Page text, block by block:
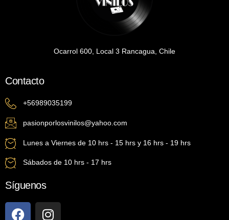
Ocarrol 600, Local 3 Rancagua, Chile
Contacto
+56989035199
pasionporlosvinilos@yahoo.com
Lunes a Viernes de 10 hrs - 15 hrs y 16 hrs - 19 hrs
Sábados de 10 hrs - 17 hrs
Síguenos